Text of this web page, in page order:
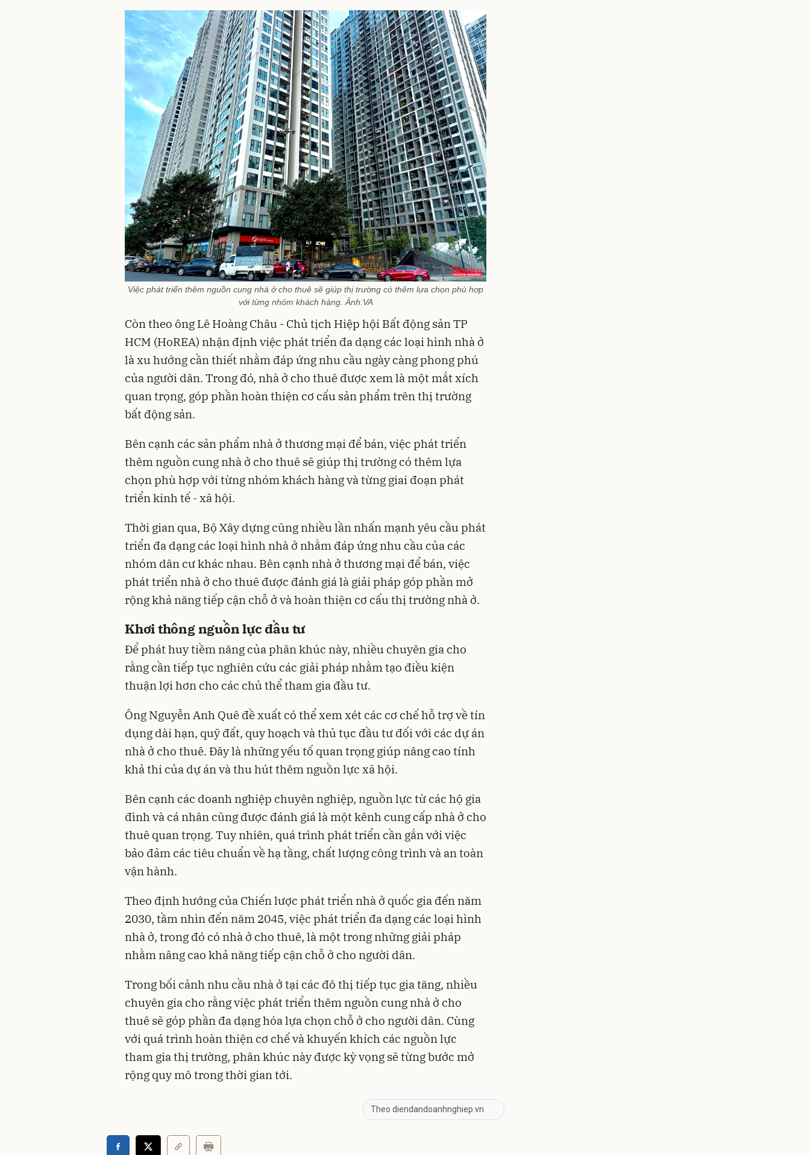
Việc phát triển thêm nguồn cung nhà ở cho thuê sẽ giúp thị trường có thêm lựa chọn phù hợp
với từng nhóm khách hàng. Ảnh:VA
Còn theo ông Lê Hoàng Châu - Chủ tịch Hiệp hội Bất động sản TP
HCM (HoREA) nhận định việc phát triển đa dạng các loại hình nhà ở
là xu hướng cần thiết nhằm đáp ứng nhu cầu ngày càng phong phú
của người dân. Trong đó, nhà ở cho thuê được xem là một mắt xích
quan trọng, góp phần hoàn thiện cơ cấu sản phẩm trên thị trường
bất động sản.
Bên cạnh các sản phẩm nhà ở thương mại để bán, việc phát triển
thêm nguồn cung nhà ở cho thuê sẽ giúp thị trường có thêm lựa
chọn phù hợp với từng nhóm khách hàng và từng giai đoạn phát
triển kinh tế - xã hội.
Thời gian qua, Bộ Xây dựng cũng nhiều lần nhấn mạnh yêu cầu phát
triển đa dạng các loại hình nhà ở nhằm đáp ứng nhu cầu của các
nhóm dân cư khác nhau. Bên cạnh nhà ở thương mại để bán, việc
phát triển nhà ở cho thuê được đánh giá là giải pháp góp phần mở
rộng khả năng tiếp cận chỗ ở và hoàn thiện cơ cấu thị trường nhà ở.
Khơi thông nguồn lực đầu tư
Để phát huy tiềm năng của phân khúc này, nhiều chuyên gia cho
rằng cần tiếp tục nghiên cứu các giải pháp nhằm tạo điều kiện
thuận lợi hơn cho các chủ thể tham gia đầu tư.
Ông Nguyễn Anh Quê đề xuất có thể xem xét các cơ chế hỗ trợ về tín
dụng dài hạn, quỹ đất, quy hoạch và thủ tục đầu tư đối với các dự án
nhà ở cho thuê. Đây là những yếu tố quan trọng giúp nâng cao tính
khả thi của dự án và thu hút thêm nguồn lực xã hội.
Bên cạnh các doanh nghiệp chuyên nghiệp, nguồn lực từ các hộ gia
đình và cá nhân cũng được đánh giá là một kênh cung cấp nhà ở cho
thuê quan trọng. Tuy nhiên, quá trình phát triển cần gắn với việc
bảo đảm các tiêu chuẩn về hạ tầng, chất lượng công trình và an toàn
vận hành.
Theo định hướng của Chiến lược phát triển nhà ở quốc gia đến năm
2030, tầm nhìn đến năm 2045, việc phát triển đa dạng các loại hình
nhà ở, trong đó có nhà ở cho thuê, là một trong những giải pháp
nhằm nâng cao khả năng tiếp cận chỗ ở cho người dân.
Trong bối cảnh nhu cầu nhà ở tại các đô thị tiếp tục gia tăng, nhiều
chuyên gia cho rằng việc phát triển thêm nguồn cung nhà ở cho
thuê sẽ góp phần đa dạng hóa lựa chọn chỗ ở cho người dân. Cùng
với quá trình hoàn thiện cơ chế và khuyến khích các nguồn lực
tham gia thị trường, phân khúc này được kỳ vọng sẽ từng bước mở
rộng quy mô trong thời gian tới.
Theo diendandoanhnghiep.vn